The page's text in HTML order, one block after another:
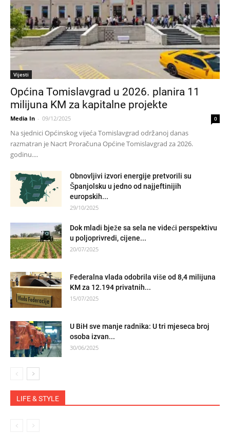
Vijesti
Općina Tomislavgrad u 2026. planira 11
milijuna KM za kapitalne projekte
Media In - 09/12/2025 0
Na sjednici Općinskog vijeća Tomislavgrad održanoj danas
razmatran je Nacrt Proračuna Općine Tomislavgrad za 2026.
godinu....
Obnovljivi izvori energije pretvorili su
Španjolsku u jedno od najjeftinijih
europskih...
29/10/2025
Dok mladi bježe sa sela ne videći perspektivu
u poljoprivredi, cijene...
20/07/2025
Federalna vlada odobrila više od 8,4 milijuna
KM za 12.194 privatnih...
15/07/2025
U BiH sve manje radnika: U tri mjeseca broj
osoba izvan...
30/06/2025
LIFE & STYLE